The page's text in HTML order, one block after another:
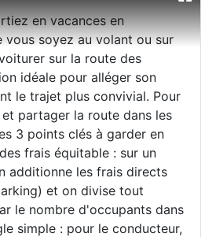
en vacances en
soyez au volant ou sur
sur la route des
idéale pour alléger son
le trajet plus convivial. Pour
partager la route dans les
3 points clés à garder en
frais équitable : sur un
additionne les frais directs
et on divise tout
le nombre d'occupants dans
simple : pour le conducteur,